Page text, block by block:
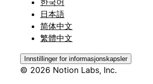
日本語
简体中文
繁體中文
Innstillinger for informasjonskapsler
© 2026 Notion Labs, Inc.